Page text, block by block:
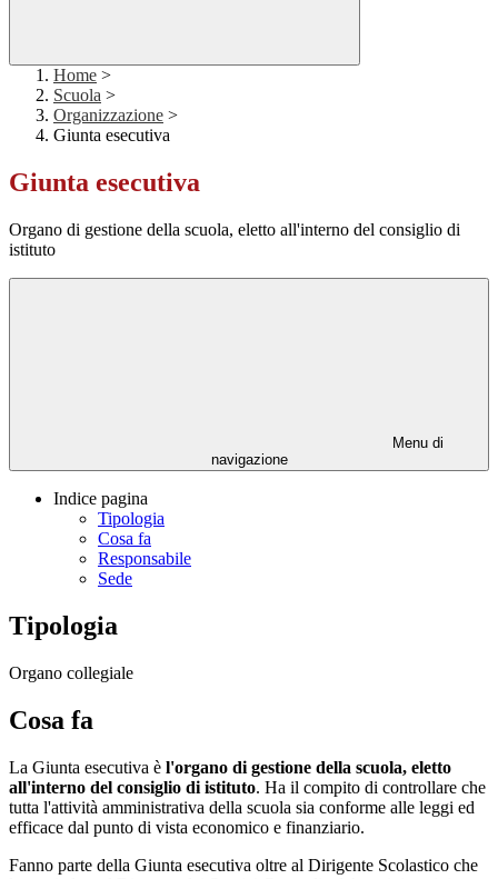
Home >
Scuola >
Organizzazione >
Giunta esecutiva
Giunta esecutiva
Organo di gestione della scuola, eletto all'interno del consiglio di
istituto
Menu di
navigazione
Indice pagina
Tipologia
Cosa fa
Responsabile
Sede
Tipologia
Organo collegiale
Cosa fa
La Giunta esecutiva è l'organo di gestione della scuola, eletto
all'interno del consiglio di istituto. Ha il compito di controllare che
tutta l'attività amministrativa della scuola sia conforme alle leggi ed
efficace dal punto di vista economico e finanziario.
Fanno parte della Giunta esecutiva oltre al Dirigente Scolastico che